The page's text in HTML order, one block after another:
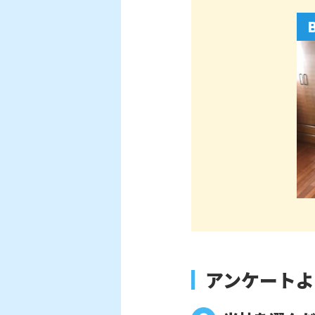
アンケート